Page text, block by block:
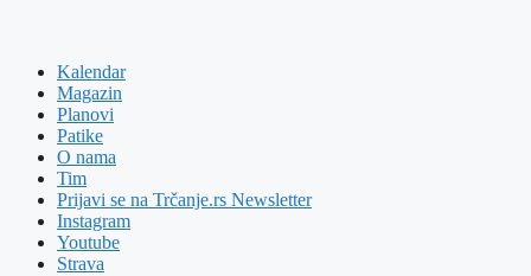
Kalendar
Magazin
Planovi
Patike
O nama
Tim
Prijavi se na Trčanje.rs Newsletter
Instagram
Youtube
Strava